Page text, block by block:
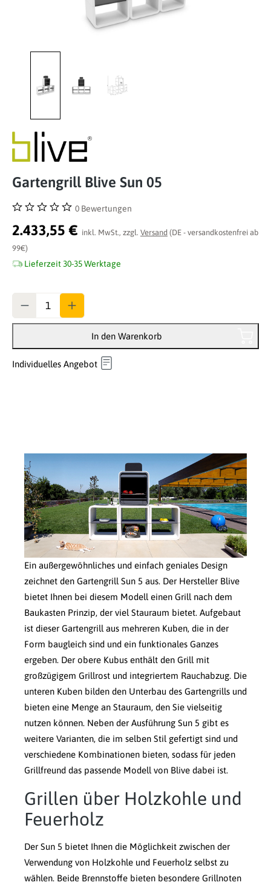
Gartengrill Blive Sun 05
Durchschnittliche Bewertung von 0 von 5 Sternen
0 Bewertungen
2.433,55 € inkl. MwSt., zzgl. Versand (DE - versandkostenfrei ab
99€)
Lieferzeit 30-35 Werktage
In den Warenkorb
Individuelles Angebot
Ein außergewöhnliches und einfach geniales Design
zeichnet den Gartengrill Sun 5 aus. Der Hersteller Blive
bietet Ihnen bei diesem Modell einen Grill nach dem
Baukasten Prinzip, der viel Stauraum bietet. Aufgebaut
ist dieser Gartengrill aus mehreren Kuben, die in der
Form baugleich sind und ein funktionales Ganzes
ergeben. Der obere Kubus enthält den Grill mit
großzügigem Grillrost und integriertem Rauchabzug. Die
unteren Kuben bilden den Unterbau des Gartengrills und
bieten eine Menge an Stauraum, den Sie vielseitig
nutzen können. Neben der Ausführung Sun 5 gibt es
weitere Varianten, die im selben Stil gefertigt sind und
verschiedene Kombinationen bieten, sodass für jeden
Grillfreund das passende Modell von Blive dabei ist.
Grillen über Holzkohle und
Feuerholz
Der Sun 5 bietet Ihnen die Möglichkeit zwischen der
Verwendung von Holzkohle und Feuerholz selbst zu
wählen. Beide Brennstoffe bieten besondere Grillnoten